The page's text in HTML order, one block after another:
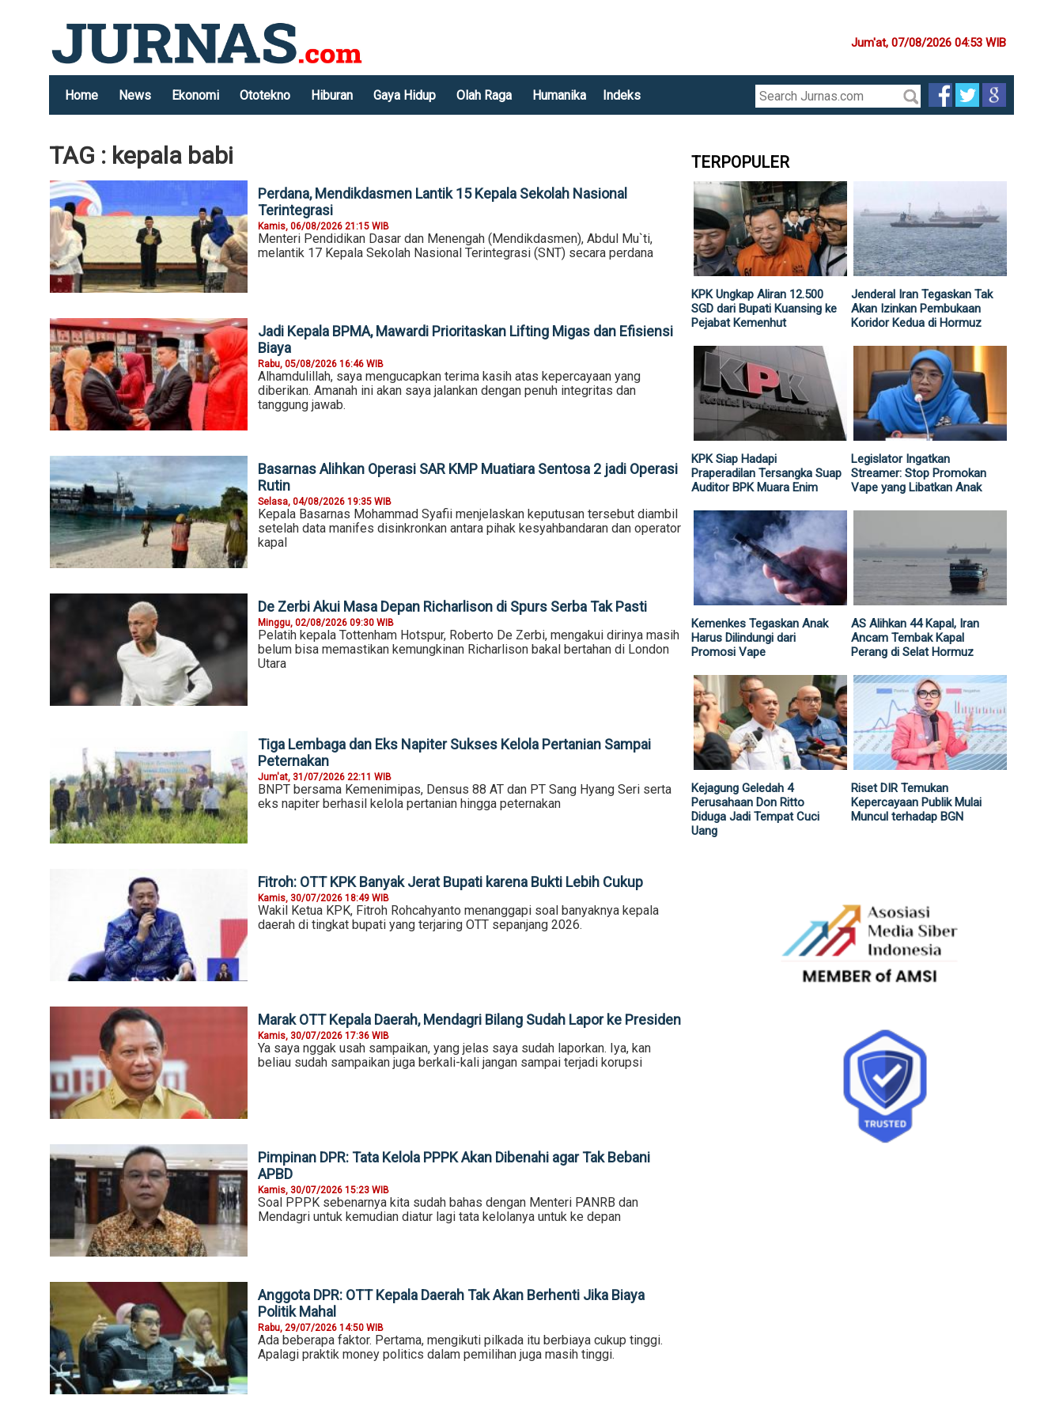
Jum'at, 07/08/2026 04:53 WIB
Home News Ekonomi Ototekno Hiburan Gaya Hidup Olah Raga Humanika Indeks
TAG : kepala babi
Perdana, Mendikdasmen Lantik 15 Kepala Sekolah Nasional
Terintegrasi
Kamis, 06/08/2026 21:15 WIB
Menteri Pendidikan Dasar dan Menengah (Mendikdasmen), Abdul Mu`ti,
melantik 17 Kepala Sekolah Nasional Terintegrasi (SNT) secara perdana
Jadi Kepala BPMA, Mawardi Prioritaskan Lifting Migas dan Efisiensi
Biaya
Rabu, 05/08/2026 16:46 WIB
Alhamdulillah, saya mengucapkan terima kasih atas kepercayaan yang
diberikan. Amanah ini akan saya jalankan dengan penuh integritas dan
tanggung jawab.
Basarnas Alihkan Operasi SAR KMP Muatiara Sentosa 2 jadi Operasi
Rutin
Selasa, 04/08/2026 19:35 WIB
Kepala Basarnas Mohammad Syafii menjelaskan keputusan tersebut diambil
setelah data manifes disinkronkan antara pihak kesyahbandaran dan operator
kapal
De Zerbi Akui Masa Depan Richarlison di Spurs Serba Tak Pasti
Minggu, 02/08/2026 09:30 WIB
Pelatih kepala Tottenham Hotspur, Roberto De Zerbi, mengakui dirinya masih
belum bisa memastikan kemungkinan Richarlison bakal bertahan di London
Utara
Tiga Lembaga dan Eks Napiter Sukses Kelola Pertanian Sampai
Peternakan
Jum'at, 31/07/2026 22:11 WIB
BNPT bersama Kemenimipas, Densus 88 AT dan PT Sang Hyang Seri serta
eks napiter berhasil kelola pertanian hingga peternakan
Fitroh: OTT KPK Banyak Jerat Bupati karena Bukti Lebih Cukup
Kamis, 30/07/2026 18:49 WIB
Wakil Ketua KPK, Fitroh Rohcahyanto menanggapi soal banyaknya kepala
daerah di tingkat bupati yang terjaring OTT sepanjang 2026.
Marak OTT Kepala Daerah, Mendagri Bilang Sudah Lapor ke Presiden
Kamis, 30/07/2026 17:36 WIB
Ya saya nggak usah sampaikan, yang jelas saya sudah laporkan. Iya, kan
beliau sudah sampaikan juga berkali-kali jangan sampai terjadi korupsi
Pimpinan DPR: Tata Kelola PPPK Akan Dibenahi agar Tak Bebani
APBD
Kamis, 30/07/2026 15:23 WIB
Soal PPPK sebenarnya kita sudah bahas dengan Menteri PANRB dan
Mendagri untuk kemudian diatur lagi tata kelolanya untuk ke depan
Anggota DPR: OTT Kepala Daerah Tak Akan Berhenti Jika Biaya
Politik Mahal
Rabu, 29/07/2026 14:50 WIB
Ada beberapa faktor. Pertama, mengikuti pilkada itu berbiaya cukup tinggi.
Apalagi praktik money politics dalam pemilihan juga masih tinggi.
TERPOPULER
KPK Ungkap Aliran 12.500
SGD dari Bupati Kuansing ke
Pejabat Kemenhut
Jenderal Iran Tegaskan Tak
Akan Izinkan Pembukaan
Koridor Kedua di Hormuz
KPK Siap Hadapi
Praperadilan Tersangka Suap
Auditor BPK Muara Enim
Legislator Ingatkan
Streamer: Stop Promokan
Vape yang Libatkan Anak
Kemenkes Tegaskan Anak
Harus Dilindungi dari
Promosi Vape
AS Alihkan 44 Kapal, Iran
Ancam Tembak Kapal
Perang di Selat Hormuz
Kejagung Geledah 4
Perusahaan Don Ritto
Diduga Jadi Tempat Cuci
Uang
Riset DIR Temukan
Kepercayaan Publik Mulai
Muncul terhadap BGN